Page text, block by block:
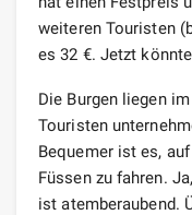
weiteren Touristen
es 32 €. Jetzt
Die Burgen liegen
Touristen
Bequemer ist es,
Füssen zu fahren.
ist atemberaubend.